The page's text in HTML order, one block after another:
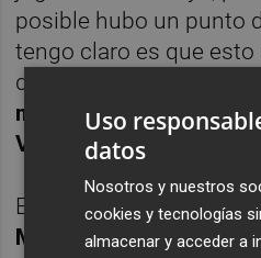
posible hubo un punto
tengo claro es que esto
domingo,
muchas ganas y
Villarreal muy diferente
El choque será la
Marcelino, al que
Uso
datos
Nosotros y nuestros
cookies y tecnologías
almacenar y acceder a